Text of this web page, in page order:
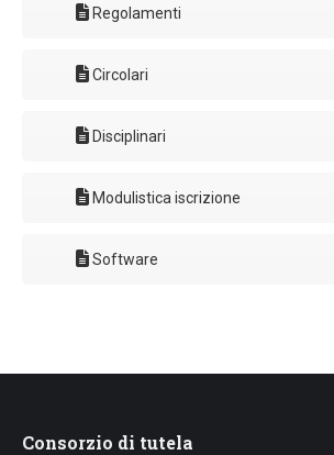
Regolamenti
Circolari
Disciplinari
Modulistica iscrizione
Software
Consorzio di tutela